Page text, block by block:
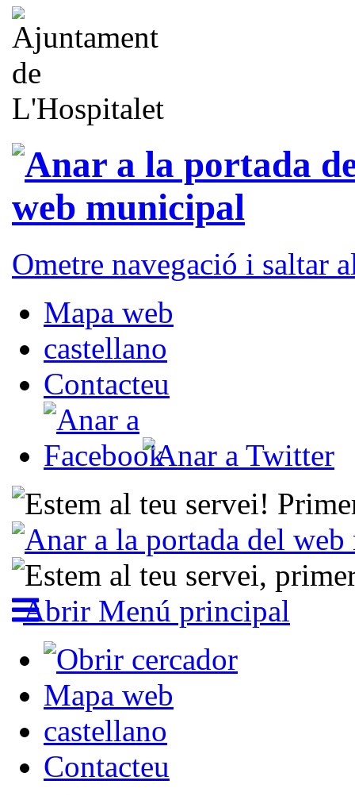
Ometre navegació i saltar
Mapa web
castellano
Contacteu
Abrir Menú principal
Mapa web
castellano
Contacteu